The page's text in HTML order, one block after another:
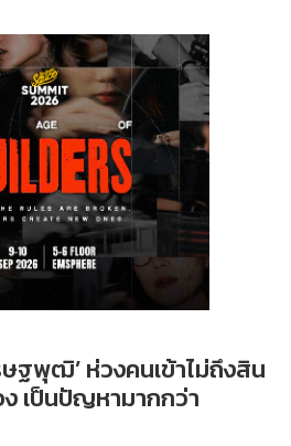
ษฐพุฒิ’ ห่วงคนเข้าไม่ถึงสิน
เป็นปัญหามากกว่า